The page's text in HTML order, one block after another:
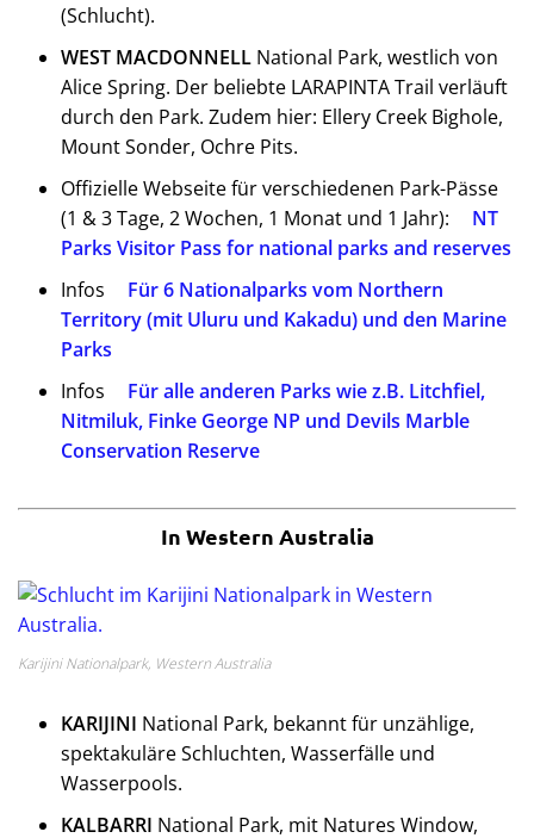
(Schlucht).
WEST MACDONNELL National Park, westlich von
Alice Spring. Der beliebte LARAPINTA Trail verläuft
durch den Park. Zudem hier: Ellery Creek Bighole,
Mount Sonder, Ochre Pits.
Offizielle Webseite für verschiedenen Park-Pässe
(1 & 3 Tage, 2 Wochen, 1 Monat und 1 Jahr):
NT
Parks Visitor Pass for national parks and reserves
Infos
Für 6 Nationalparks vom Northern
Territory (mit Uluru und Kakadu) und den Marine
Parks
Infos
Für alle anderen Parks wie z.B. Litchfiel,
Nitmiluk, Finke George NP und Devils Marble
Conservation Reserve
In Western Australia
Karijini Nationalpark, Western Australia
KARIJINI National Park, bekannt für unzählige,
spektakuläre Schluchten, Wasserfälle und
Wasserpools.
KALBARRI National Park, mit Natures Window,